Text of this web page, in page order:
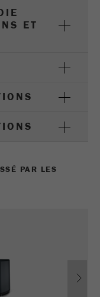
dispose de
ET
PAR LES